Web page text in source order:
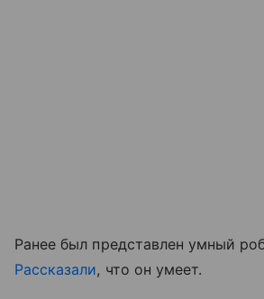
Ранее был представлен умный
Рассказали, что он умеет.